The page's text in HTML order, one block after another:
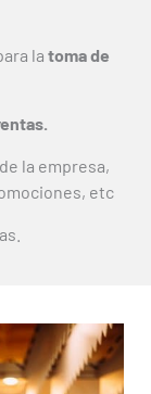
la toma de
de la empresa,
etc